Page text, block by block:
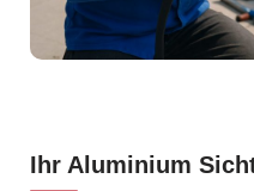
Ihr Aluminium